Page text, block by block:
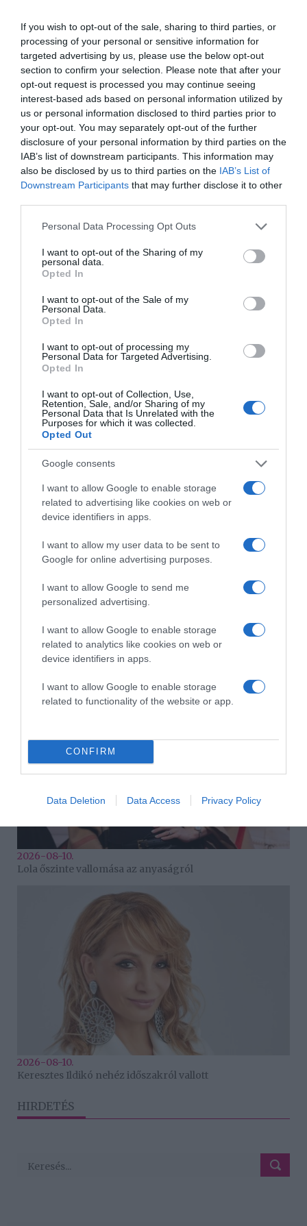
If you wish to opt-out of the sale, sharing to third parties, or
processing of your personal or sensitive information for
targeted advertising by us, please use the below opt-out
section to confirm your selection. Please note that after your
opt-out request is processed you may continue seeing
interest-based ads based on personal information utilized by
us or personal information disclosed to third parties prior to
your opt-out. You may separately opt-out of the further
disclosure of your personal information by third parties on the
IAB’s list of downstream participants. This information may
also be disclosed by us to third parties on the IAB’s List of
Downstream Participants that may further disclose it to other
Please note that this website/app uses one or more Google
not limited to your visit or usage behaviour. You may click to
grant or deny consent to Google and its third-party tags to
use your data for below specified purposes in below Google
consent section.
Personal Data Processing Opt Outs
I want to opt-out of the Sharing of my
personal data.
Opted In
I want to opt-out of the Sale of my
Personal Data.
Opted In
I want to opt-out of processing my
Personal Data for Targeted Advertising.
Opted In
I want to opt-out of Collection, Use,
Retention, Sale, and/or Sharing of my
Personal Data that Is Unrelated with the
Purposes for which it was collected.
Opted Out
Google consents
I want to allow Google to enable storage
related to advertising like cookies on web or
device identifiers in apps.
I want to allow my user data to be sent to
Google for online advertising purposes.
I want to allow Google to send me
personalized advertising.
I want to allow Google to enable storage
related to analytics like cookies on web or
device identifiers in apps.
I want to allow Google to enable storage
related to functionality of the website or app.
CONFIRM
Data Deletion Data Access Privacy Policy
versenyzőnek, aki még bejuthat a döntősök közé.
- Az én vigaszágas jelöltem nem más, mint Kamilla -
választotta ki Kamillát a mesternő.
Címkék: karrier,támadás,érzelmek ,Tóth Gabi,
hullámvasút
Korábbi bejegyzések Következő bejegyzés
2026-08-10.
2026-08-10.
5 legnagyobb hiba, amit a nagyszülők elkövetnek
2026-08-10.
Lola őszinte vallomása az anyaságról
2026-08-10.
Keresztes Ildikó nehéz időszakról vallott
HIRDETÉS